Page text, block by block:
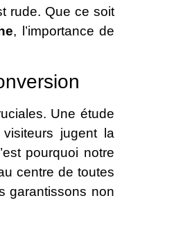
rude. Que ce soit
, l’importance de
Une étude
jugent la
pourquoi notre
centre de toutes
garantissons non